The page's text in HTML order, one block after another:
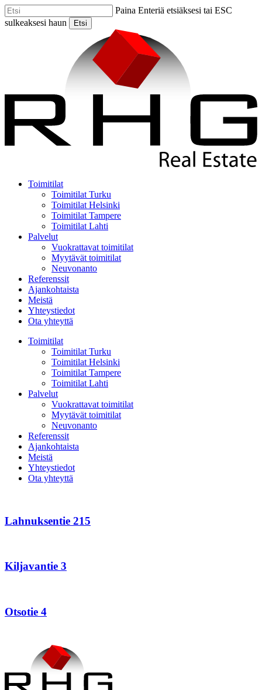
Skip
to
Paina Enteriä etsiäksesi tai ESC
sulkeaksesi haun
Etsi
Menu
Toimitilat
Toimitilat Turku
Toimitilat Helsinki
Toimitilat Tampere
Toimitilat Lahti
Palvelut
Vuokrattavat toimitilat
Myytävät toimitilat
Neuvonanto
Referenssit
Ajankohtaista
Meistä
Yhteystiedot
Ota yhteyttä
Toimitilat
Toimitilat Turku
Toimitilat Helsinki
Toimitilat Tampere
Toimitilat Lahti
Palvelut
Vuokrattavat toimitilat
Myytävät toimitilat
Neuvonanto
Referenssit
Ajankohtaista
Meistä
Yhteystiedot
Ota yhteyttä
Lahnuksentie 215
Kiljavantie 3
Otsotie 4